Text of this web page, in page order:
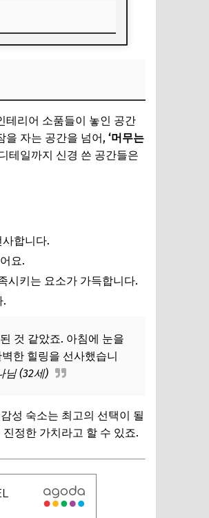
테리어 소품들이 놓인 공간
을 자는 공간을 넘어, ‘머무는
테일까지 신경 쓴 공간들은
합니다.
요.
시키는 요소가 가득합니다.
.
것 같았죠. 아침에 눈을
한 힐링을 선사했습니
님 (32세)
성 숙소는 최고의 선택이 될
정한 가치라고 할 수 있죠.